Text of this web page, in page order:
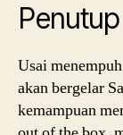
Penutup
Usai
akan bergelar
kemampuan